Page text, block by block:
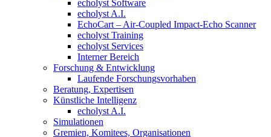
echolyst Software
echolyst A.I.
EchoCart – Air-Coupled Impact-Echo Scanner
echolyst Training
echolyst Services
Interner Bereich
Forschung & Entwicklung
Laufende Forschungsvorhaben
Beratung, Expertisen
Künstliche Intelligenz
echolyst A.I.
Simulationen
Gremien, Komitees, Organisationen